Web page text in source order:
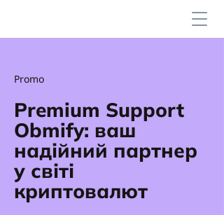
Promo
Premium Support
Obmify: ваш
надійний партнер
у світі
криптовалют